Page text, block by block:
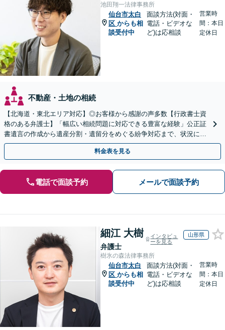
池田翔一法律事務所
仙台市太白
区 からも相
談受付中
面談方法(対面・
電話・ビデオな
ど)は応相談
営業時
間：本日
定休日
不動産・土地の相続
【北海道・東北エリア対応】◎お客様から感謝の声多数【行政書士資
格のある弁護士】「幅広い相続問題に対応できる豊富な経験」公正証
書遺言の作成から遺産分割・遺留分をめぐる紛争対応まで、状況に応
じた最適な方法をご提案します【夜間相談可】
料金表を見る
電話で面談予約 メールで面談予約
細江 大樹
弁護士
インタビュ
ーを見る
山形県
樹氷の森法律事務所
仙台市太白
区 からも相
談受付中
面談方法(対面・
電話・ビデオな
ど)は応相談
営業時
間：本日
定休日